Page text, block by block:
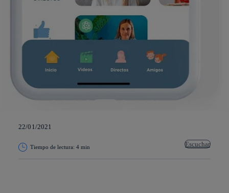
22/01/2021
Tiempo de lectura: 4 min Escuchar